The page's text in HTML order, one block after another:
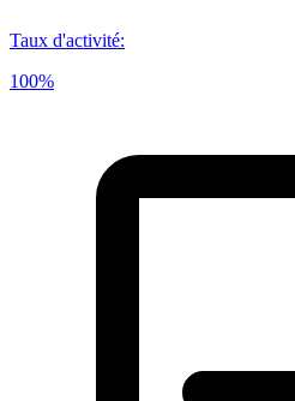
Taux d'activité:
100%